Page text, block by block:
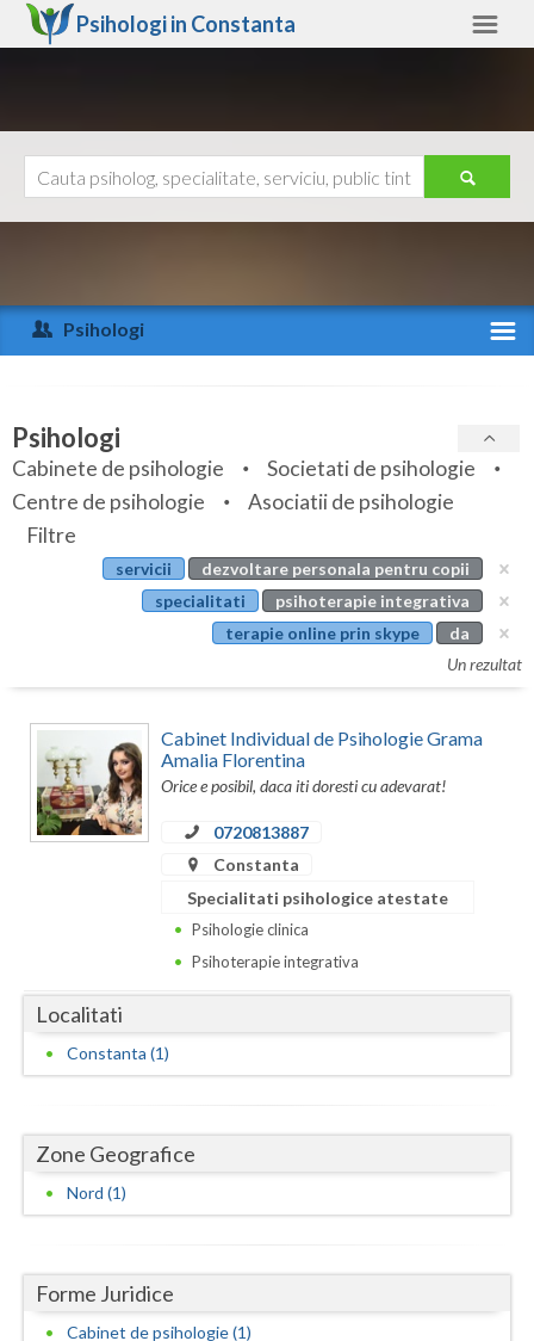
Psihologi in Constanta
Arad
Arges
Bihor
Bistrita-Nasaud
Botosani
Bucuresti
Calarasi
Caras-Severin
Dambovita
Dolj
Giurgiu
Gorj
Hunedoara
Ajutor
Psihologi
Specialitati
Servicii
Articole
Evenimente
Psihologi
Cabinete de psihologie
Societati de psihologie
Centre de psihologie
Asociatii de psihologie
Filtre
servicii
dezvoltare personala pentru copii
specialitati
psihoterapie integrativa
terapie online prin skype
da
Un rezultat
Cabinet Individual de Psihologie Grama
Amalia Florentina
Orice e posibil, daca iti doresti cu adevarat!
0720813887
Constanta
Specialitati psihologice atestate
Psihologie clinica
Psihoterapie integrativa
Localitati
Constanta (1)
Zone Geografice
Nord (1)
Forme Juridice
Cabinet de psihologie (1)